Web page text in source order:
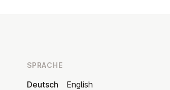
SPRACHE
Deutsch
English